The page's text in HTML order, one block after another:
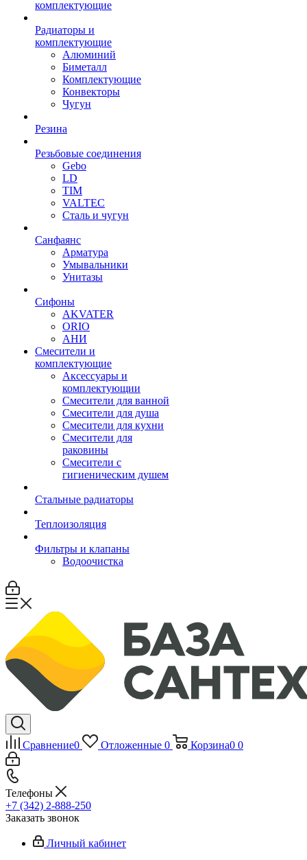
комплектующие
Радиаторы и
комплектующие
Алюминий
Биметалл
Комплектующие
Конвекторы
Чугун
Резина
Резьбовые соединения
Gebo
LD
TIM
VALTEC
Сталь и чугун
Санфаянс
Арматура
Умывальники
Унитазы
Сифоны
AKVATER
ORIO
АНИ
Смесители и
комплектующие
Аксессуары и
комплектующии
Смесители для ванной
Смесители для душа
Смесители для кухни
Смесители для
раковины
Смесители с
гигиеническим душем
Стальные радиаторы
Теплоизоляция
Фильтры и клапаны
Водоочистка
Сравнение0 Отложенные 0 Корзина0 0
Телефоны
+7 (342) 2-888-250
Заказать звонок
Личный кабинет